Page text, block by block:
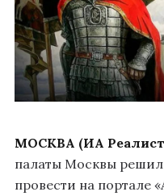
МОСКВА (ИА
палаты Москвы решил
провести на портале